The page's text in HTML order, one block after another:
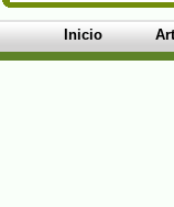
Inicio